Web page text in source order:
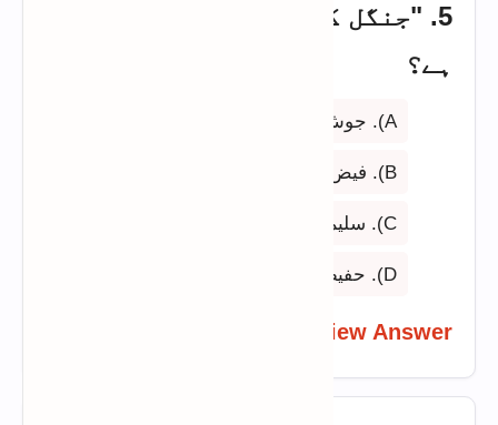
5. "جنگل کی شہزادی" کس کی نظم
ہے؟
A). جوش ملیح آبادی
B). فیض احمد فیض
C). سلیم کوثر
D). حفیظ جالندھری
View Answer